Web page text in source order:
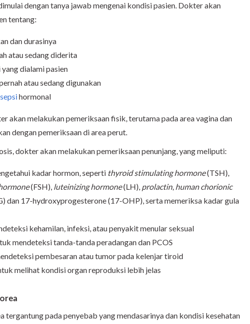
dengan tanya jawab mengenai kondisi pasien. Dokter akan
tentang:
dan durasinya
atau sedang diderita
dialami pasien
atau sedang digunakan
hormonal
akan melakukan pemeriksaan fisik, terutama pada area vagina dan
dengan pemeriksaan di area perut.
dokter akan melakukan pemeriksaan penunjang, yang meliputi:
kadar hormon, seperti thyroid stimulating hormone(TSH),
(FSH), luteinizing hormone(LH), prolactin, human chorionic
dan 17-hydroxyprogesterone (17-OHP), serta memeriksa kadar gula
kehamilan, infeksi, atau penyakit menular seksual
mendeteksi tanda-tanda peradangan dan PCOS
pembesaran atau tumor pada kelenjar tiroid
melihat kondisi organ reproduksi lebih jelas
tergantung pada penyebab yang mendasarinya dan kondisi kesehatan